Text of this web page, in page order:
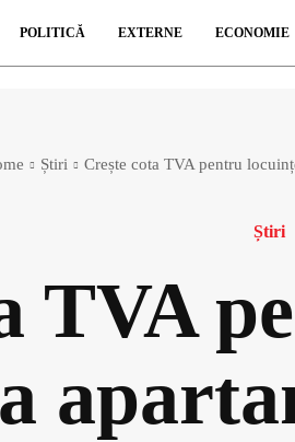
POLITICĂ EXTERNE ECONOMIE
Știri Crește cota TVA pentru
Știri
TVA